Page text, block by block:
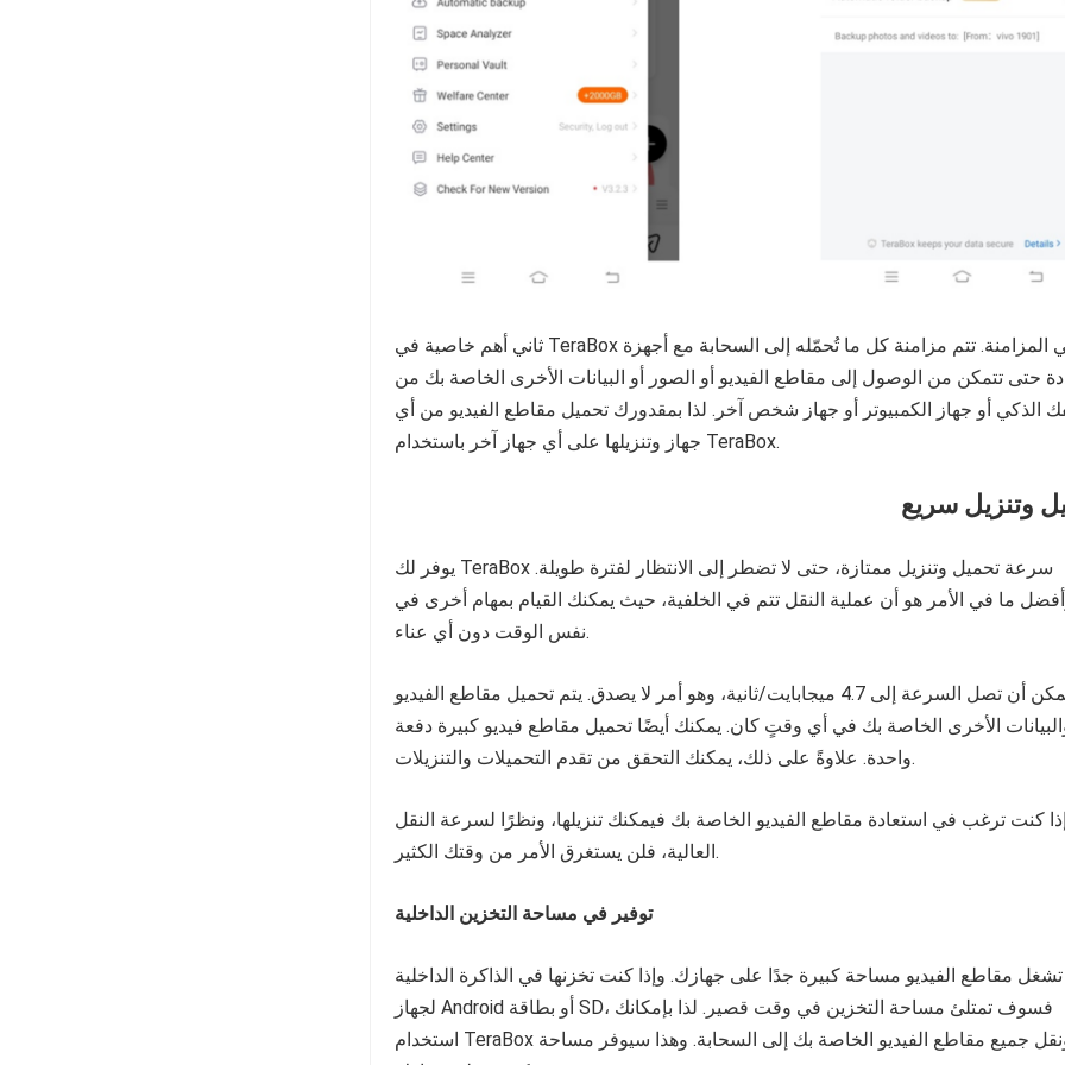
ثاني أهم خاصية في TeraBox هي المزامنة. تتم مزامنة كل ما تُحمّله إلى السحابة مع أجهزة
حتى تتمكن من الوصول إلى مقاطع الفيديو أو الصور أو البيانات الأخرى الخاصة بك من
الذكي أو جهاز الكمبيوتر أو جهاز شخص آخر. لذا بمقدورك تحميل مقاطع الفيديو من أي
جهاز وتنزيلها على أي جهاز آخر باستخدام TeraBox.
وتنزيل سريع
يوفر لك TeraBox سرعة تحميل وتنزيل ممتازة، حتى لا تضطر إلى الانتظار لفترة طويلة.
ما في الأمر هو أن عملية النقل تتم في الخلفية، حيث يمكنك القيام بمهام أخرى في
نفس الوقت دون أي عناء.
يمكن أن تصل السرعة إلى 4.7 ميجابايت/ثانية، وهو أمر لا يصدق. يتم تحميل مقاطع الفيديو
الأخرى الخاصة بك في أي وقتٍ كان. يمكنك أيضًا تحميل مقاطع فيديو كبيرة دفعة
واحدة. علاوةً على ذلك، يمكنك التحقق من تقدم التحميلات والتنزيلات.
إذا كنت ترغب في استعادة مقاطع الفيديو الخاصة بك فيمكنك تنزيلها، ونظرًا لسرعة النقل
العالية، فلن يستغرق الأمر من وقتك الكثير.
توفير في مساحة التخزين الداخلية
تشغل مقاطع الفيديو مساحة كبيرة جدًا على جهازك. وإذا كنت تخزنها في الذاكرة الداخلية
لجهاز Android أو بطاقة SD، فسوف تمتلئ مساحة التخزين في وقت قصير. لذا بإمكانك
استخدام TeraBox ونقل جميع مقاطع الفيديو الخاصة بك إلى السحابة. وهذا سيوفر مساحة